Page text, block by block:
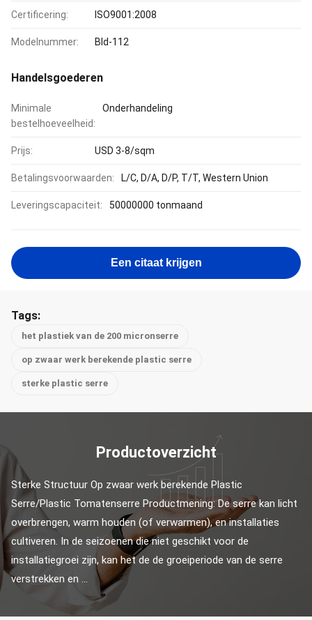
Certificering: ISO9001:2008
Modelnummer: Bld-112
Handelsgoederen
Minimale
bestelhoeveelheid:
Onderhandeling
Prijs: USD 3-8/sqm
Betalingsvoorwaarden: L/C, D/A, D/P, T/T, Western Union
Leveringscapaciteit: 50000000 tonmaand
Een citaat krijgen
Tags:
het plastiek van de 200 micronserre
op zwaar werk berekende plastic serre
sterke plastic serre
Productoverzicht
Sterke Structuur Op zwaar werk berekende Plastic
Serre/Plastic Tomatenserre Productmening: De serre kan licht
overbrengen, warm houden (of verwarmen), en installaties
cultiveren. In de seizoenen die niet geschikt voor de
installatiegroei zijn, kan het de de groeiperiode van de serre
verstrekken en ...